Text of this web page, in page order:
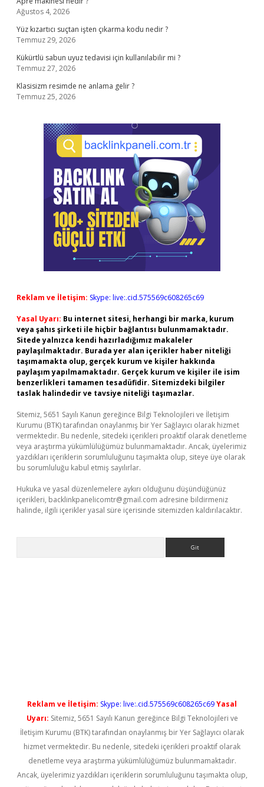
Ağustos 4, 2026
Yüz kızartıcı suçtan işten çıkarma kodu nedir ?
Temmuz 29, 2026
Kükürtlü sabun uyuz tedavisi için kullanılabilir mi ?
Temmuz 27, 2026
Klasisizm resimde ne anlama gelir ?
Temmuz 25, 2026
Reklam ve İletişim: Skype: live:.cid.575569c608265c69
Yasal Uyarı: Bu internet sitesi, herhangi bir marka, kurum
veya şahıs şirketi ile hiçbir bağlantısı bulunmamaktadır.
Sitede yalnızca kendi hazırladığımız makaleler
paylaşılmaktadır. Burada yer alan içerikler haber niteliği
taşımamakta olup, gerçek kurum ve kişiler hakkında
paylaşım yapılmamaktadır. Gerçek kurum ve kişiler ile isim
benzerlikleri tamamen tesadüfidir. Sitemizdeki bilgiler
taslak halindedir ve tavsiye niteliği taşımazlar.
Sitemiz, 5651 Sayılı Kanun gereğince Bilgi Teknolojileri ve İletişim
Kurumu (BTK) tarafından onaylanmış bir Yer Sağlayıcı olarak hizmet
vermektedir. Bu nedenle, sitedeki içerikleri proaktif olarak denetleme
veya araştırma yükümlülüğümüz bulunmamaktadır. Ancak, üyelerimiz
yazdıkları içeriklerin sorumluluğunu taşımakta olup, siteye üye olarak
bu sorumluluğu kabul etmiş sayılırlar.
Hukuka ve yasal düzenlemelere aykırı olduğunu düşündüğünüz
içerikleri, backlinkpanelicomtr@gmail.com adresine bildirmeniz
halinde, ilgili içerikler yasal süre içerisinde sitemizden kaldırılacaktır.
Reklam ve İletişim: Skype: live:.cid.575569c608265c69Yasal
Uyarı: Sitemiz, 5651 Sayılı Kanun gereğince Bilgi Teknolojileri ve
İletişim Kurumu (BTK) tarafından onaylanmış bir Yer Sağlayıcı olarak
hizmet vermektedir. Bu nedenle, sitedeki içerikleri proaktif olarak
denetleme veya araştırma yükümlülüğümüz bulunmamaktadır.
Ancak, üyelerimiz yazdıkları içeriklerin sorumluluğunu taşımakta olup,